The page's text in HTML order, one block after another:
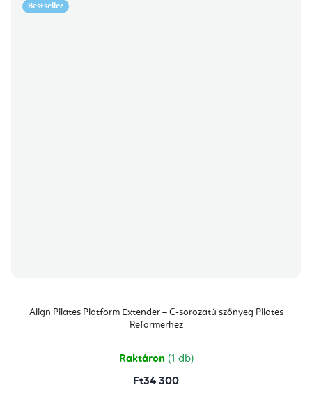
Bestseller
Align Pilates Platform Extender – C-sorozatú szőnyeg Pilates
Reformerhez
Raktáron (1 db)
Ft34 300